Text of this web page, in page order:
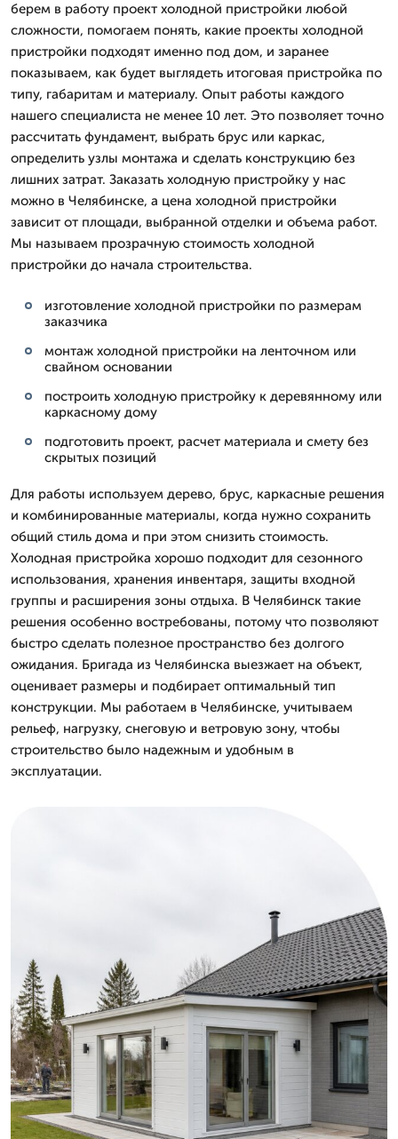
берем в работу проект холодной пристройки любой
сложности, помогаем понять, какие проекты холодной
пристройки подходят именно под дом, и заранее
показываем, как будет выглядеть итоговая пристройка по
типу, габаритам и материалу. Опыт работы каждого
нашего специалиста не менее 10 лет. Это позволяет точно
рассчитать фундамент, выбрать брус или каркас,
определить узлы монтажа и сделать конструкцию без
лишних затрат. Заказать холодную пристройку у нас
можно в Челябинске, а цена холодной пристройки
зависит от площади, выбранной отделки и объема работ.
Мы называем прозрачную стоимость холодной
пристройки до начала строительства.
изготовление холодной пристройки по размерам
заказчика
монтаж холодной пристройки на ленточном или
свайном основании
построить холодную пристройку к деревянному или
каркасному дому
подготовить проект, расчет материала и смету без
скрытых позиций
Для работы используем дерево, брус, каркасные решения
и комбинированные материалы, когда нужно сохранить
общий стиль дома и при этом снизить стоимость.
Холодная пристройка хорошо подходит для сезонного
использования, хранения инвентаря, защиты входной
группы и расширения зоны отдыха. В Челябинск такие
решения особенно востребованы, потому что позволяют
быстро сделать полезное пространство без долгого
ожидания. Бригада из Челябинска выезжает на объект,
оценивает размеры и подбирает оптимальный тип
конструкции. Мы работаем в Челябинске, учитываем
рельеф, нагрузку, снеговую и ветровую зону, чтобы
строительство было надежным и удобным в
эксплуатации.